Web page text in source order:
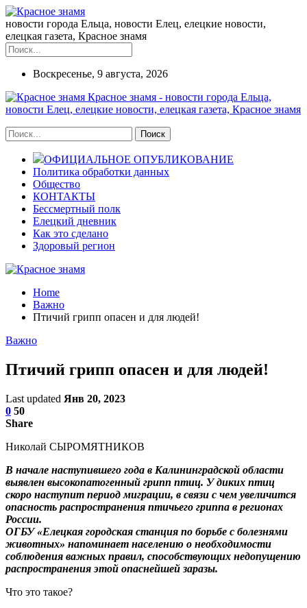
новости города Ельца, новости Елец, елецкие новости,
елецкая газета, Красное знамя
Воскресенье, 9 августа, 2026
Красное знамя - новости города Ельца,
новости Елец, елецкие новости, елецкая газета, Красное знамя
ОФИЦИАЛЬНОЕ ОПУБЛИКОВАНИЕ
Политика обработки данных
Общество
КОНТАКТЫ
Бессмертный полк
Елецкий дневник
Как это сделано
Здоровый регион
Home
Важно
Птичий грипп опасен и для людей!
Важно
Птичий грипп опасен и для людей!
Last updated Янв 20, 2023
0 50
Share
Николай СЫРОМЯТНИКОВ
В начале наступившего года в Калининградской области
выявлен высокопатогенный грипп птиц. У диких птиц
скоро наступит период миграции, в связи с чем увеличится
опасность распространения птичьего гриппа в регионах
России.
ОГБУ «Елецкая городская станция по борьбе с болезнями
животных» напоминает населению о необходимости
соблюдения важных правил, способствующих недопущению
распространения этой опаснейшей заразы.
Что это такое?